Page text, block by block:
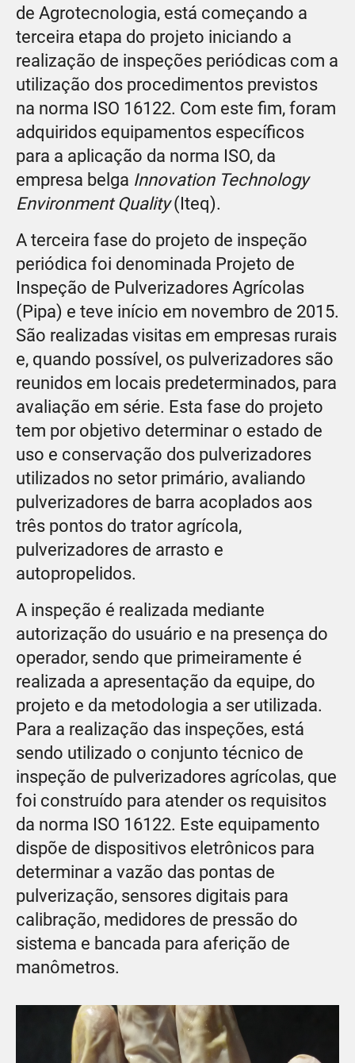
de Agrotecnologia, está começando a
terceira etapa do projeto iniciando a
realização de inspeções periódicas com a
utilização dos procedimentos previstos
na norma ISO 16122. Com este fim, foram
adquiridos equipamentos específicos
para a aplicação da norma ISO, da
empresa belga Innovation Technology
Environment Quality(Iteq).
A terceira fase do projeto de inspeção
periódica foi denominada Projeto de
Inspeção de Pulverizadores Agrícolas
(Pipa) e teve início em novembro de 2015.
São realizadas visitas em empresas rurais
e, quando possível, os pulverizadores são
reunidos em locais predeterminados, para
avaliação em série. Esta fase do projeto
tem por objetivo determinar o estado de
uso e conservação dos pulverizadores
utilizados no setor primário, avaliando
pulverizadores de barra acoplados aos
três pontos do trator agrícola,
pulverizadores de arrasto e
autopropelidos.
A inspeção é realizada mediante
autorização do usuário e na presença do
operador, sendo que primeiramente é
realizada a apresentação da equipe, do
projeto e da metodologia a ser utilizada.
Para a realização das inspeções, está
sendo utilizado o conjunto técnico de
inspeção de pulverizadores agrícolas, que
foi construído para atender os requisitos
da norma ISO 16122. Este equipamento
dispõe de dispositivos eletrônicos para
determinar a vazão das pontas de
pulverização, sensores digitais para
calibração, medidores de pressão do
sistema e bancada para aferição de
manômetros.